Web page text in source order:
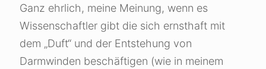
Ganz ehrlich, meine Meinung, wenn es
Wissenschaftler gibt die sich ernsthaft mit
dem „Duft“ und der Entstehung von
Darmwinden beschäftigen (wie in meinem